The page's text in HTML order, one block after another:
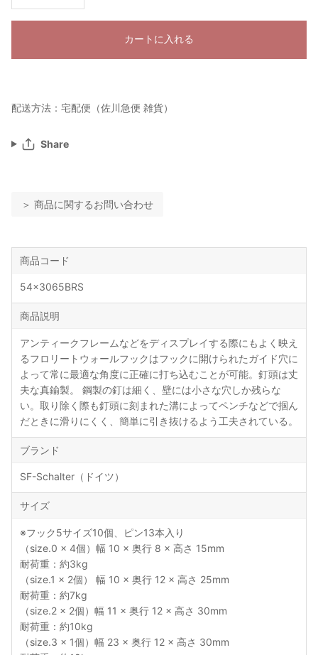
カートに入れる
配送方法：宅配便（佐川急便 雑貨）
Share
＞ 商品に関するお問い合わせ
商品コード
54x3065BRS
商品説明
アンティークフレームなどをディスプレイする際にもよく映え
るフロリートウォールフックはフックに開けられたガイド穴に
よって常に最適な角度に正確に打ち込むことが可能。釘頭は丈
夫な真鍮製。 鋼製の釘は細く、壁には小さな穴しか残らな
い。取り除く際も釘頭に刻まれた溝によってペンチなどで掴ん
だときに滑りにくく、簡単に引き抜けるよう工夫されている。
ブランド
SF-Schalter（ドイツ）
サイズ
※フック5サイズ10個、ピン13本入り
（size.0 × 4個）幅 10 × 奥行 8 × 高さ 15mm
耐荷重：約3kg
（size.1 × 2個） 幅 10 × 奥行 12 × 高さ 25mm
耐荷重：約7kg
（size.2 × 2個）幅 11 × 奥行 12 × 高さ 30mm
耐荷重：約10kg
（size.3 × 1個）幅 23 × 奥行 12 × 高さ 30mm